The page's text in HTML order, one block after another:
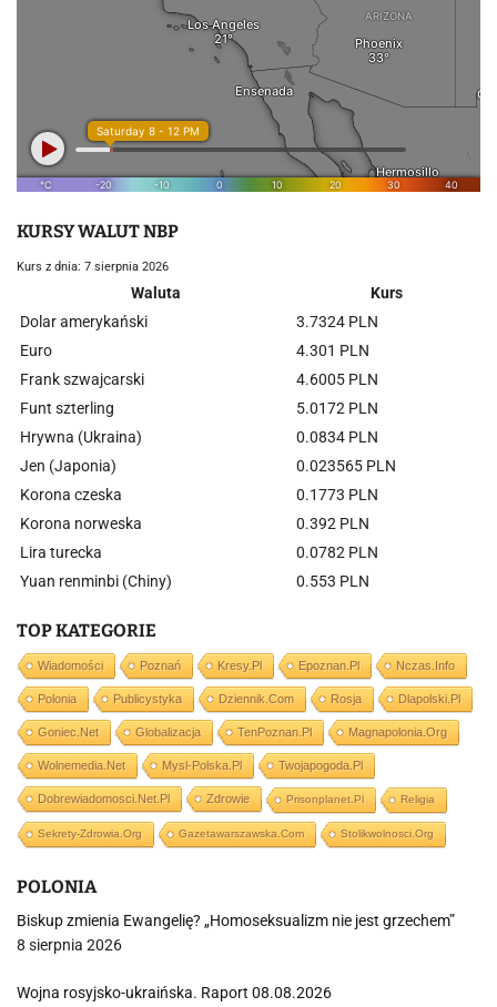
KURSY WALUT NBP
Kurs z dnia: 7 sierpnia 2026
Waluta
Kurs
Dolar amerykański
3.7324 PLN
Euro
4.301 PLN
Frank szwajcarski
4.6005 PLN
Funt szterling
5.0172 PLN
Hrywna (Ukraina)
0.0834 PLN
Jen (Japonia)
0.023565 PLN
Korona czeska
0.1773 PLN
Korona norweska
0.392 PLN
Lira turecka
0.0782 PLN
Yuan renminbi (Chiny)
0.553 PLN
TOP KATEGORIE
Wiadomości Poznań Kresy.pl Epoznan.pl Nczas.info
Polonia Publicystyka Dziennik.com Rosja Dlapolski.pl
Goniec.net Globalizacja TenPoznan.pl Magnapolonia.org
Wolnemedia.net Mysl-Polska.pl Twojapogoda.pl
Dobrewiadomosci.net.pl Zdrowie Prisonplanet.pl Religia
Sekrety-Zdrowia.org Gazetawarszawska.com Stolikwolnosci.org
POLONIA
Biskup zmienia Ewangelię? „Homoseksualizm nie jest grzechem”
8 sierpnia 2026
Wojna rosyjsko-ukraińska. Raport 08.08.2026